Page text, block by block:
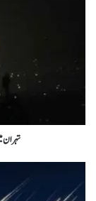
تہران